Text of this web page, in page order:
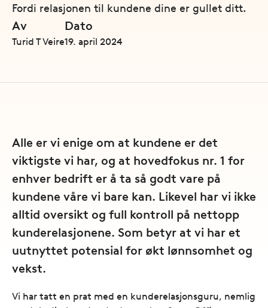
Fordi relasjonen til kundene dine er gullet ditt.
Av
Turid T Veire
Dato
19. april 2024
Alle er vi enige om at kundene er det
viktigste vi har, og at hovedfokus nr. 1 for
enhver bedrift er å ta så godt vare på
kundene våre vi bare kan. Likevel har vi ikke
alltid oversikt og full kontroll på nettopp
kunderelasjonene. Som betyr at vi har et
uutnyttet potensial for økt lønnsomhet og
vekst.
Vi har tatt en prat med en kunderelasjonsguru, nemlig